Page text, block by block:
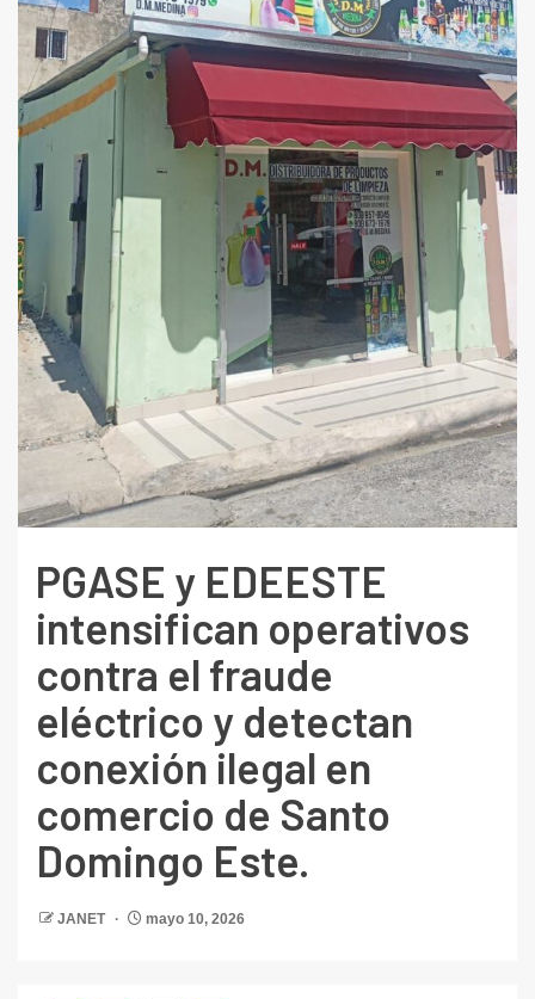
PGASE y EDEESTE
intensifican operativos
contra el fraude
eléctrico y detectan
conexión ilegal en
comercio de Santo
Domingo Este.
JANET mayo 10, 2026